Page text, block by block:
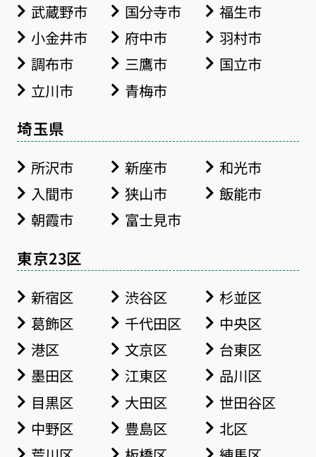
武蔵野市
国分寺市
福生市
小金井市
府中市
羽村市
調布市
三鷹市
国立市
立川市
青梅市
埼玉県
所沢市 新座市
和光市
入間市
狭山市
飯能市
朝霞市
富士見市
東京23区
新宿区 渋谷区
杉並区
葛飾区
千代田区
中央区
港区
文京区
台東区
墨田区
江東区
品川区
目黒区
大田区
世田谷区
中野区
豊島区
北区